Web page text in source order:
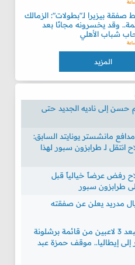
صفقة بيزيرا لـ"بطولات": الزمالك
وقد يخسرونه مجانًا بعد
شباب الأهلي
المزيد
حسن إلى ناديه الجديد حتى
مانشستر يونايتد السابق:
انتقل لـ طرابزون سبور لهذا
رفض عرضاً خيالياً قبل
طرابزون سبور
مدريد يعلن عن صفقته
فليك يستبعد 3 لاعبين من قائمة برشلونة
إلى إيطاليا.. موقف حمزة عبد